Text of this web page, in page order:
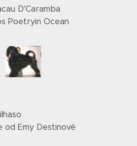
D'Caramba
Poetryin Ocean
od Emy Destinové